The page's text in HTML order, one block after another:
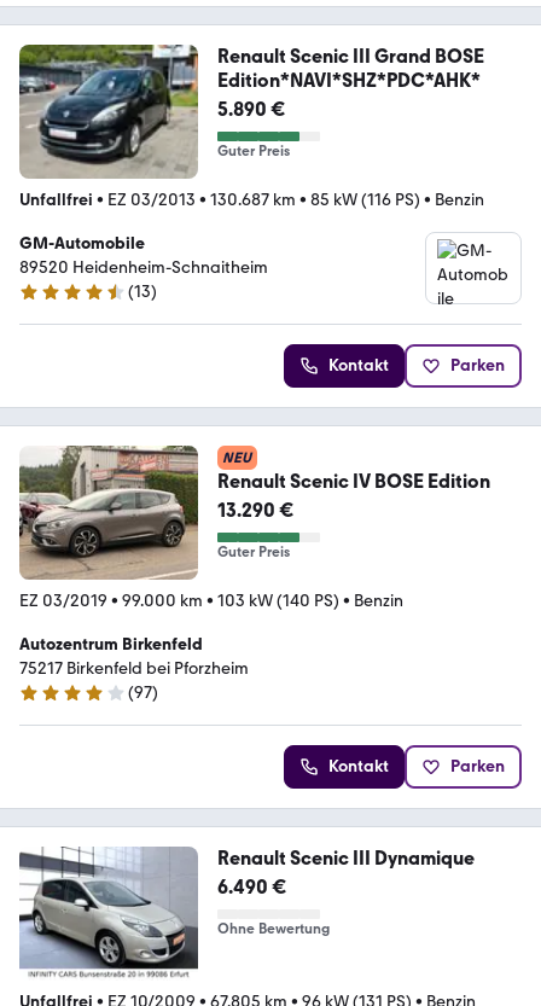
Renault Scenic III Grand BOSE
Edition*NAVI*SHZ*PDC*AHK*
5.890 €
Guter Preis
Unfallfrei • EZ 03/2013 • 130.687 km • 85 kW (116 PS) • Benzin
GM-Automobile
89520 Heidenheim-Schnaitheim
4.7 Sterne
(13)
Kontakt Parken
NEU
Renault Scenic IV BOSE Edition
13.290 €
Guter Preis
EZ 03/2019 • 99.000 km • 103 kW (140 PS) • Benzin
Autozentrum Birkenfeld
75217 Birkenfeld bei Pforzheim
4 Sterne
(97)
Kontakt Parken
Renault Scenic III Dynamique
6.490 €
Ohne Bewertung
Unfallfrei • EZ 10/2009 • 67.805 km • 96 kW (131 PS) • Benzin